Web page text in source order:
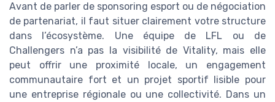
Avant de parler de sponsoring esport ou de négociation
de partenariat, il faut situer clairement votre structure
dans l’écosystème. Une équipe de LFL ou de
Challengers n’a pas la visibilité de Vitality, mais elle
peut offrir une proximité locale, un engagement
communautaire fort et un projet sportif lisible pour
une entreprise régionale ou une collectivité. Dans un